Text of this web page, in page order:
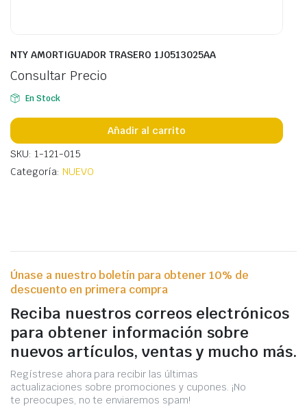
NTY AMORTIGUADOR TRASERO 1J0513025AA
Consultar Precio
En Stock
Añadir al carrito
SKU: 1-121-015
Categoría: NUEVO
Únase a nuestro boletín para obtener 10% de
descuento en primera compra
Reciba nuestros correos electrónicos
para obtener información sobre
nuevos artículos, ventas y mucho más.
Regístrese ahora para recibir las últimas
actualizaciones sobre promociones y cupones. ¡No
te preocupes, no te enviaremos spam!